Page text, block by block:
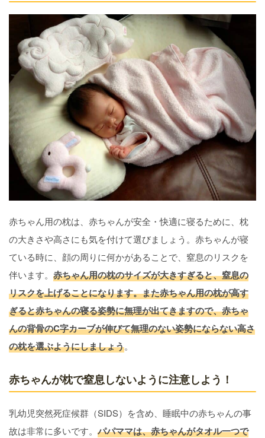
赤ちゃん用の枕は、赤ちゃんが安全・快適に寝るために、枕
の大きさや高さにも気を付けて選びましょう。赤ちゃんが寝
ている時に、顔の周りに何かがあることで、窒息のリスクを
伴います。 赤ちゃん用の枕のサイズが大きすぎると、窒息の
リスクを上げることになります。また赤ちゃん用の枕が高す
ぎると赤ちゃんの寝る姿勢に無理が出てきますので、赤ちゃ
んの背骨のC字カーブが伸びて無理のない姿勢にならない高さ
の枕を選ぶようにしましょう。
赤ちゃんが枕で窒息しないように注意しよう！
乳幼児突然死症候群（SIDS）を含め、睡眠中の赤ちゃんの事
故は非常に多いです。 パパママは、赤ちゃんがタオル一つで